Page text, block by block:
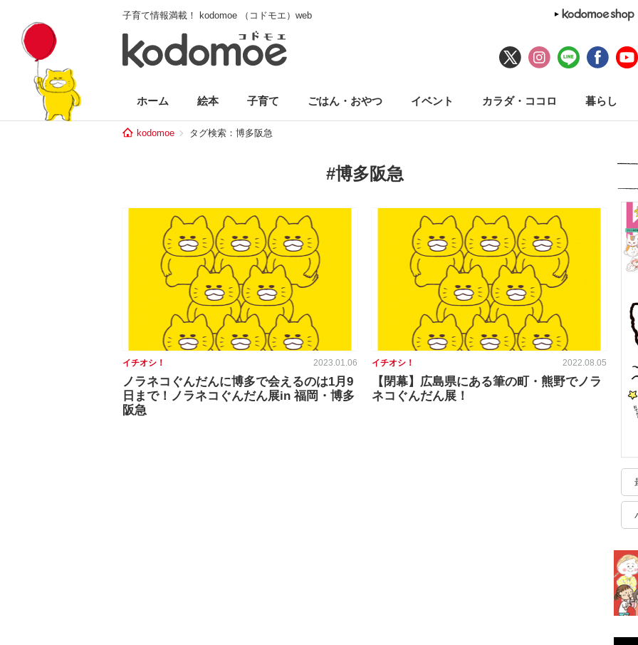
子育て情報満載！ kodomoe （コドモエ）web
ホーム 絵本 子育て ごはん・おやつ イベント カラダ・ココロ 暮らし
kodomoe タグ検索：博多阪急
#博多阪急
イチオシ！ 2023.01.06
ノラネコぐんだんに博多で会えるのは1月9
日まで！ノラネコぐんだん展in 福岡・博多
阪急
イチオシ！ 2022.08.05
【閉幕】広島県にある筆の町・熊野でノラ
ネコぐんだん展！